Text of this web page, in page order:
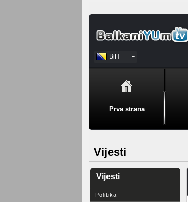
BiH
Srpski
Prva strana
Vijesti
Vijesti
Politika